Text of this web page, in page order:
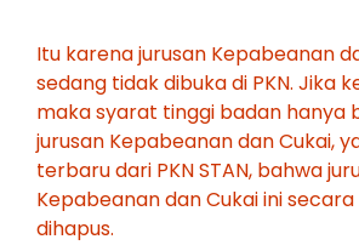
Itu karena jurusan Kepabeanan
sedang tidak dibuka di PKN. Jika
maka syarat tinggi badan hanya
jurusan Kepabeanan dan Cukai,
terbaru dari PKN STAN, bahwa
Kepabeanan dan Cukai ini
dihapus.